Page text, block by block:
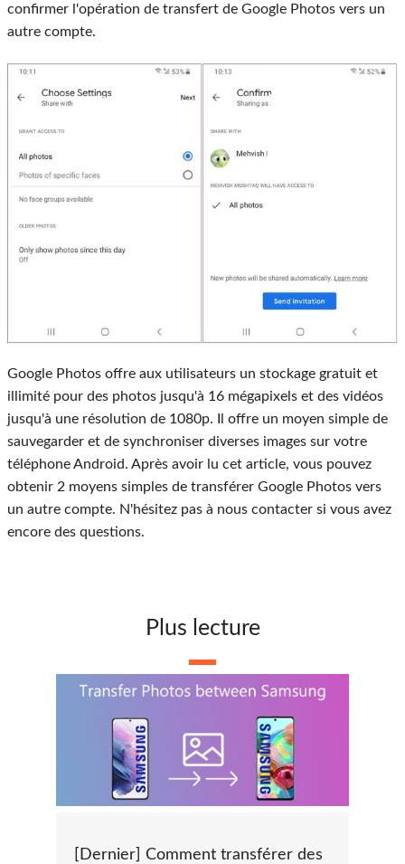
confirmer l'opération de transfert de Google Photos vers un
autre compte.
Google Photos offre aux utilisateurs un stockage gratuit et
illimité pour des photos jusqu'à 16 mégapixels et des vidéos
jusqu'à une résolution de 1080p. Il offre un moyen simple de
sauvegarder et de synchroniser diverses images sur votre
téléphone Android. Après avoir lu cet article, vous pouvez
obtenir 2 moyens simples de transférer Google Photos vers
un autre compte. N'hésitez pas à nous contacter si vous avez
encore des questions.
Plus lecture
[Dernier] Comment transférer des